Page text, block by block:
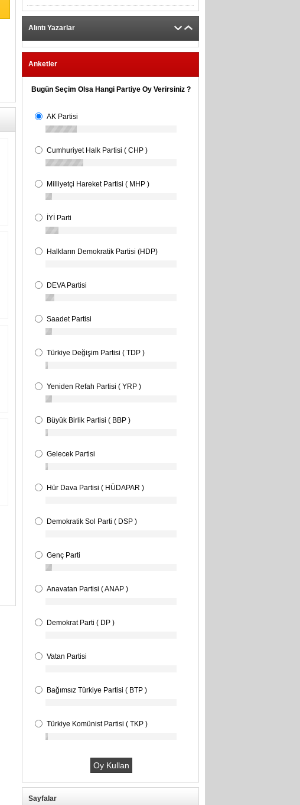
Alıntı Yazarlar
Anketler
Bugün Seçim Olsa Hangi Partiye Oy Verirsiniz ?
AK Partisi
Cumhuriyet Halk Partisi ( CHP )
Milliyetçi Hareket Partisi ( MHP )
İYİ Parti
Halkların Demokratik Partisi (HDP)
DEVA Partisi
Saadet Partisi
Türkiye Değişim Partisi ( TDP )
Yeniden Refah Partisi ( YRP )
Büyük Birlik Partisi ( BBP )
Gelecek Partisi
Hür Dava Partisi ( HÜDAPAR )
Demokratik Sol Parti ( DSP )
Genç Parti
Anavatan Partisi ( ANAP )
Demokrat Parti ( DP )
Vatan Partisi
Bağımsız Türkiye Partisi ( BTP )
Türkiye Komünist Partisi ( TKP )
Sayfalar